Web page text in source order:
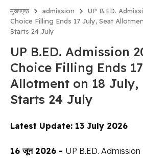
मुख्यपृष्ठ admission
UP B.ED.
Choice Filling Ends 17 July, Seat
Starts 24 July
UP B.ED. Admission
Choice Filling Ends
Allotment on 18 July,
Starts 24 July
Latest Update: 13 July 2026
16 जून 2026 - UP B.ED.